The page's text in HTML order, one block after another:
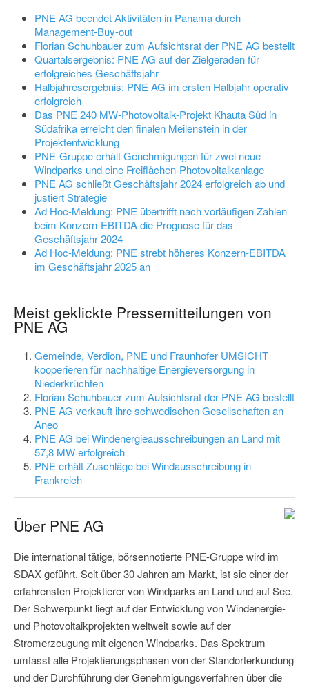
PNE AG beendet Aktivitäten in Panama durch
Management-Buy-out
Florian Schuhbauer zum Aufsichtsrat der PNE AG bestellt
Quartalsergebnis: PNE AG auf der Zielgeraden für
erfolgreiches Geschäftsjahr
Halbjahresergebnis: PNE AG im ersten Halbjahr operativ
erfolgreich
Das PNE 240 MW-Photovoltaik-Projekt Khauta Süd in
Südafrika erreicht den finalen Meilenstein in der
Projektentwicklung
PNE-Gruppe erhält Genehmigungen für zwei neue
Windparks und eine Freiflächen-Photovoltaikanlage
PNE AG schließt Geschäftsjahr 2024 erfolgreich ab und
justiert Strategie
Ad Hoc-Meldung: PNE übertrifft nach vorläufigen Zahlen
beim Konzern-EBITDA die Prognose für das
Geschäftsjahr 2024
Ad Hoc-Meldung: PNE strebt höheres Konzern-EBITDA
im Geschäftsjahr 2025 an
Meist geklickte Pressemitteilungen von
PNE AG
Gemeinde, Verdion, PNE und Fraunhofer UMSICHT
kooperieren für nachhaltige Energieversorgung in
Niederkrüchten
Florian Schuhbauer zum Aufsichtsrat der PNE AG bestellt
PNE AG verkauft ihre schwedischen Gesellschaften an
Aneo
PNE AG bei Windenergieausschreibungen an Land mit
57,8 MW erfolgreich
PNE erhält Zuschläge bei Windausschreibung in
Frankreich
Über PNE AG
Die international tätige, börsennotierte PNE-Gruppe wird im
SDAX geführt. Seit über 30 Jahren am Markt, ist sie einer der
erfahrensten Projektierer von Windparks an Land und auf See.
Der Schwerpunkt liegt auf der Entwicklung von Windenergie-
und Photovoltaikprojekten weltweit sowie auf der
Stromerzeugung mit eigenen Windparks. Das Spektrum
umfasst alle Projektierungsphasen von der Standorterkundung
und der Durchführung der Genehmigungsverfahren über die